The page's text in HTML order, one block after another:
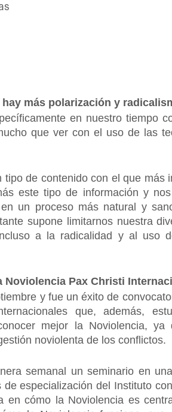
más polarización y
en nuestro tiempo
que ver con el uso de las
de contenido con el que más
este tipo de información y
un proceso más natural y
supone limitarnos nuestra
a la radicalidad y al uso
Pax Christi
y fue un éxito de
que, además,
mejor la Noviolencia,
noviolenta de los conflictos.
semanal un seminario en
especialización del Instituto
en cómo la Noviolencia es